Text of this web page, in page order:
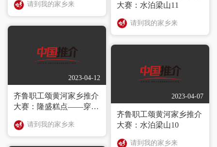
请到我的家乡来
2023-04-12
齐鲁职工颂黄河家乡推介
大赛：隆盛糕点——穿越
忆
请到我的家乡来
大赛：水泊梁山11
请到我的家乡来
2023-04-07
齐鲁职工颂黄河家乡推介
大赛：水泊梁山10
请到我的家乡来